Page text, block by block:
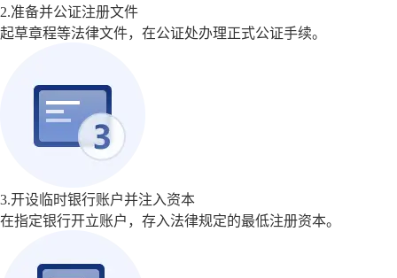
2.准备并公证注册文件
起草章程等法律文件，在公证处办理正式公证手续。
3.开设临时银行账户并注入资本
在指定银行开立账户，存入法律规定的最低注册资本。